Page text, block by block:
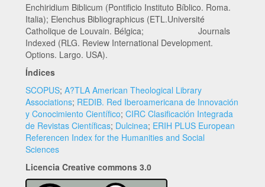
Enchiridium Biblicum (Pontificio Instituto Bíblico. Roma.
Italia); Elenchus Bibliographicus (ETL.Université
Catholique de Louvain. Bélgica; Journals
Indexed (RLG. Review International Development.
Options. Largo. USA).
Índices
SCOPUS; A?TLA American Theological Library
Associations; REDIB. Red Iberoamericana de Innovación
y Conocimiento Científico; CIRC Clasificación Integrada
de Revistas Científicas; Dulcinea; ERIH PLUS European
Referencen Index for the Humanities and Social
Sciences
Licencia Creative commons 3.0